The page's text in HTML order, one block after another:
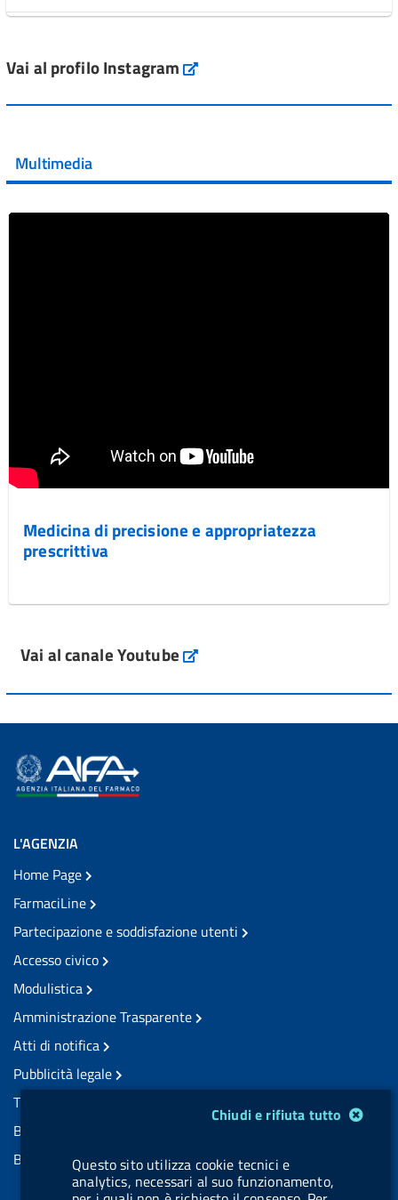
Vai al post →
Vai al post →
Vai al profilo Instagram Instagram
Multimedia
Medicina di precisione e appropriatezza
prescrittiva
Vai al canale Youtube
Chiudi e rifiuta tutto
Questo sito utilizza cookie tecnici e
analytics, necessari al suo funzionamento,
L'AGENZIA
Home Page
FarmaciLine
Partecipazione e soddisfazione utenti
Accesso civico
Modulistica
Amministrazione Trasparente
Atti di notifica
Pubblicità legale
TrovaNormeFarmaco
Bandi di Concorso
Bandi di Gara e Contratti